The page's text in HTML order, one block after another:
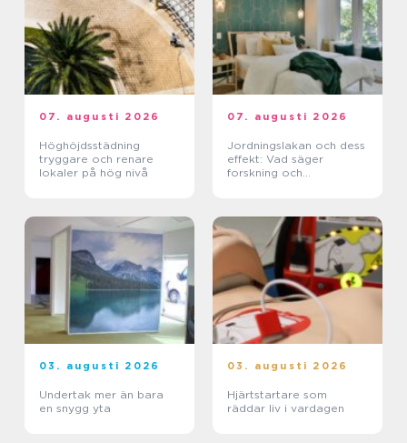
07. augusti 2026
Höghöjdsstädning
tryggare och renare
lokaler på hög nivå
07. augusti 2026
Jordningslakan och dess
effekt: Vad säger
forskning och
03. augusti 2026
Undertak mer än bara
en snygg yta
03. augusti 2026
Hjärtstartare som
räddar liv i vardagen